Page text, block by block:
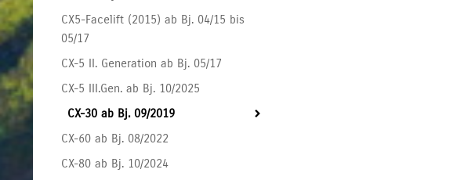
CX5-Facelift (2015) ab Bj. 04/15 bis
05/17
CX-5 II. Generation ab Bj. 05/17
CX-5 III.Gen. ab Bj. 10/2025
CX-30 ab Bj. 09/2019
CX-60 ab Bj. 08/2022
CX-80 ab Bj. 10/2024